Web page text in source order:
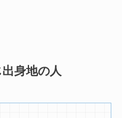
身地の人